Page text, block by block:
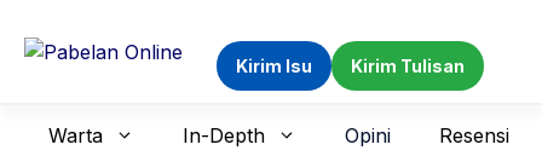
Kirim Isu Kirim Tulisan
Warta In-Depth Opini Resensi